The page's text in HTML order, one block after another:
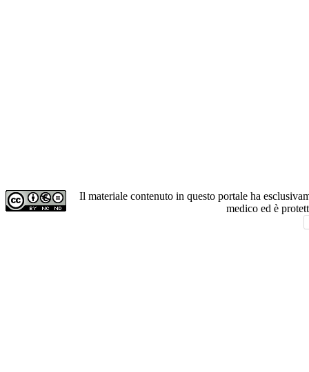
Il materiale contenuto in questo portale ha
medico ed è